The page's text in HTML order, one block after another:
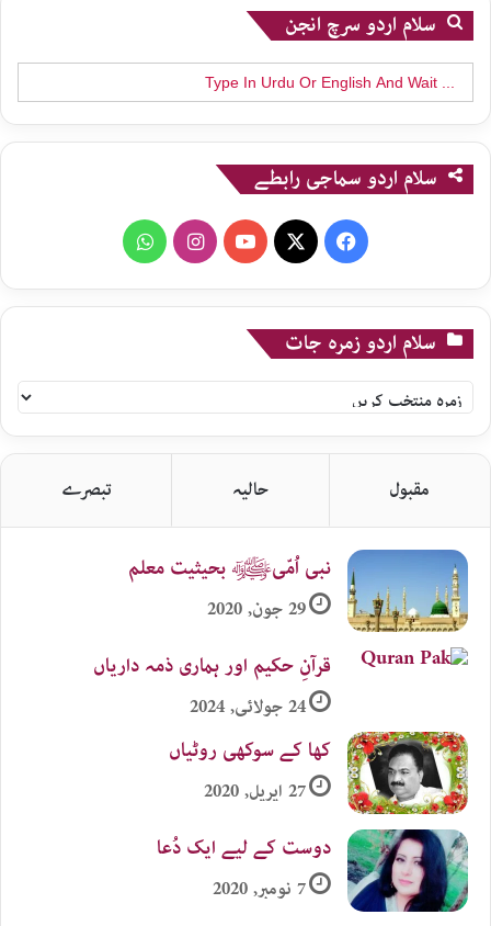
سلام اردو سرچ انجن
Search
for:
سلام اردو سماجی رابطے
Facebook
YouTube
Instagram
WhatsApp
سلام اردو زمرہ جات
سلام
اردو
زمرہ
جات
مقبول حالیہ تبصرے
نبی اُمّیﷺ بحیثیت معلم
29 جون, 2020
قرآنِ حکیم اور ہماری ذمہ داریاں
24 جولائی, 2024
کھا کے سوکھی روٹیاں
27 اپریل, 2020
دوست کے لیے ایک دُعا
7 نومبر, 2020